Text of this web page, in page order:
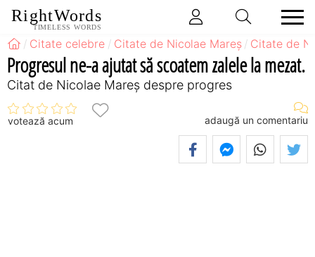
RightWords
TIMELESS WORDS
Citate celebre Citate de Nicolae Mareș Citate de
Progresul ne-a ajutat să scoatem zalele la mezat.
Citat de Nicolae Mareș despre progres
votează acum adaugă un comentariu